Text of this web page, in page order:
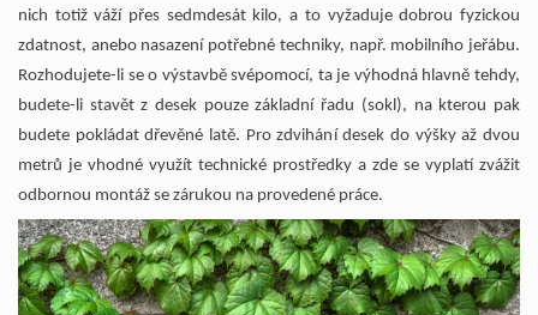
nich totiž váží přes sedmdesát kilo, a to vyžaduje dobrou fyzickou
zdatnost, anebo nasazení potřebné techniky, např. mobilního jeřábu.
Rozhodujete-li se o výstavbě svépomocí, ta je výhodná hlavně tehdy,
budete-li stavět z desek pouze základní řadu (sokl), na kterou pak
budete pokládat dřevěné latě. Pro zdvihání desek do výšky až dvou
metrů je vhodné využít technické prostředky a zde se vyplatí zvážit
odbornou montáž se zárukou na provedené práce.